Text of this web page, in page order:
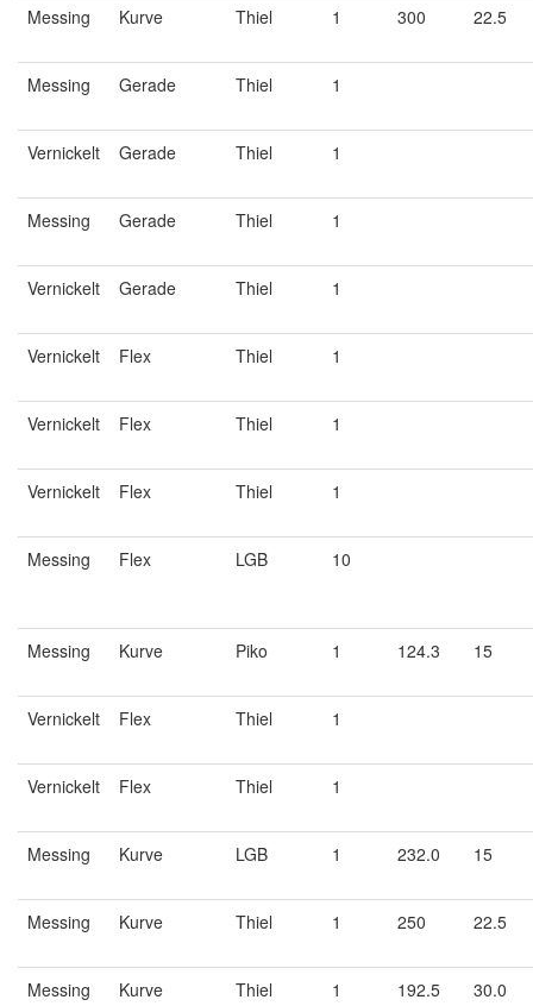
Messing Kurve Thiel 1 300 22.5
Messing Gerade Thiel 1
Vernickelt Gerade Thiel 1
Messing Gerade Thiel 1
Vernickelt Gerade Thiel 1
Vernickelt Flex Thiel 1
Vernickelt Flex Thiel 1
Vernickelt Flex Thiel 1
Messing Flex LGB 10
Messing Kurve Piko 1 124.3 15
Vernickelt Flex Thiel 1
Vernickelt Flex Thiel 1
Messing Kurve LGB 1 232.0 15
Messing Kurve Thiel 1 250 22.5
Messing Kurve Thiel 1 192.5 30.0